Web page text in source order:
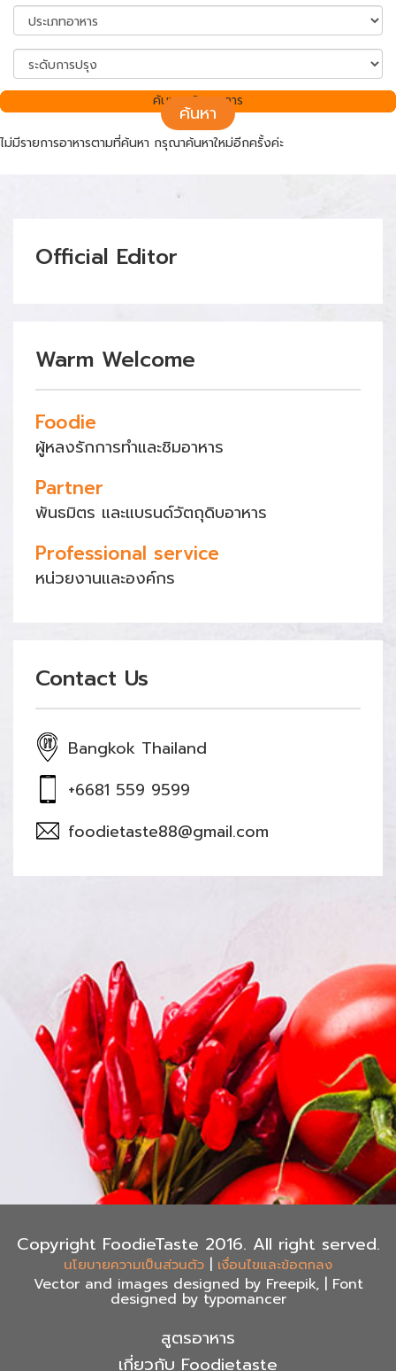
ค้นหา
ไม่มีรายการอาหารตามที่ค้นหา กรุณาค้นหาใหม่อีกครั้งค่ะ
ค้นพบ 0 รายการ
Official Editor
Warm Welcome
Foodie
ผู้หลงรักการทำและชิมอาหาร
Partner
พันธมิตร และแบรนด์วัตถุดิบอาหาร
Professional service
หน่วยงานและองค์กร
Contact Us
Bangkok Thailand
+6681 559 9599
foodietaste88@gmail.com
Copyright FoodieTaste 2016. All right served.
นโยบายความเป็นส่วนตัว | เงื่อนไขและข้อตกลง
Vector and images designed by Freepik, | Font
designed by typomancer
สูตรอาหาร
เกี่ยวกับ Foodietaste